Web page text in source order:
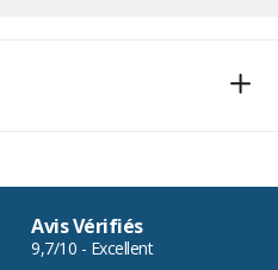
Avis Vérifiés
9,7/10 - Excellent